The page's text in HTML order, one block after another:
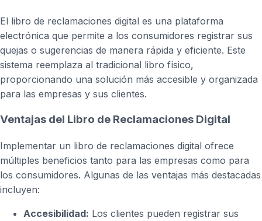
El libro de reclamaciones digital es una plataforma
electrónica que permite a los consumidores registrar sus
quejas o sugerencias de manera rápida y eficiente. Este
sistema reemplaza al tradicional libro físico,
proporcionando una solución más accesible y organizada
para las empresas y sus clientes.
Ventajas del Libro de Reclamaciones Digital
Implementar un libro de reclamaciones digital ofrece
múltiples beneficios tanto para las empresas como para
los consumidores. Algunas de las ventajas más destacadas
incluyen:
Accesibilidad: Los clientes pueden registrar sus